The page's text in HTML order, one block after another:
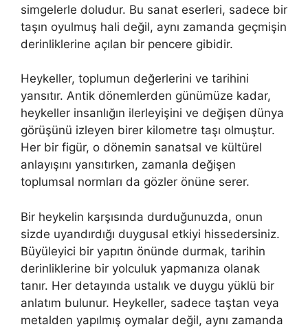
simgelerle doludur. Bu sanat eserleri, sadece bir
taşın oyulmuş hali değil, aynı zamanda geçmişin
derinliklerine açılan bir pencere gibidir.
Heykeller, toplumun değerlerini ve tarihini
yansıtır. Antik dönemlerden günümüze kadar,
heykeller insanlığın ilerleyişini ve değişen dünya
görüşünü izleyen birer kilometre taşı olmuştur.
Her bir figür, o dönemin sanatsal ve kültürel
anlayışını yansıtırken, zamanla değişen
toplumsal normları da gözler önüne serer.
Bir heykelin karşısında durduğunuzda, onun
sizde uyandırdığı duygusal etkiyi hissedersiniz.
Büyüleyici bir yapıtın önünde durmak, tarihin
derinliklerine bir yolculuk yapmanıza olanak
tanır. Her detayında ustalık ve duygu yüklü bir
anlatım bulunur. Heykeller, sadece taştan veya
metalden yapılmış oymalar değil, aynı zamanda